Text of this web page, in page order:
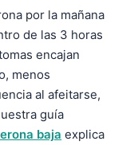
por la mañana
de las 3 horas
encajan
menos
al afeitarse,
guía
baja explica